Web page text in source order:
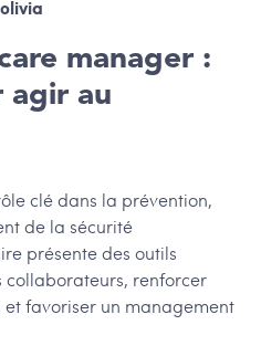
manager :
agir au
clé dans la prévention,
de la sécurité
présente des outils
collaborateurs, renforcer
et favoriser un management